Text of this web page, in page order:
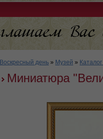
Воскресный день » Музей »
Миниатюра